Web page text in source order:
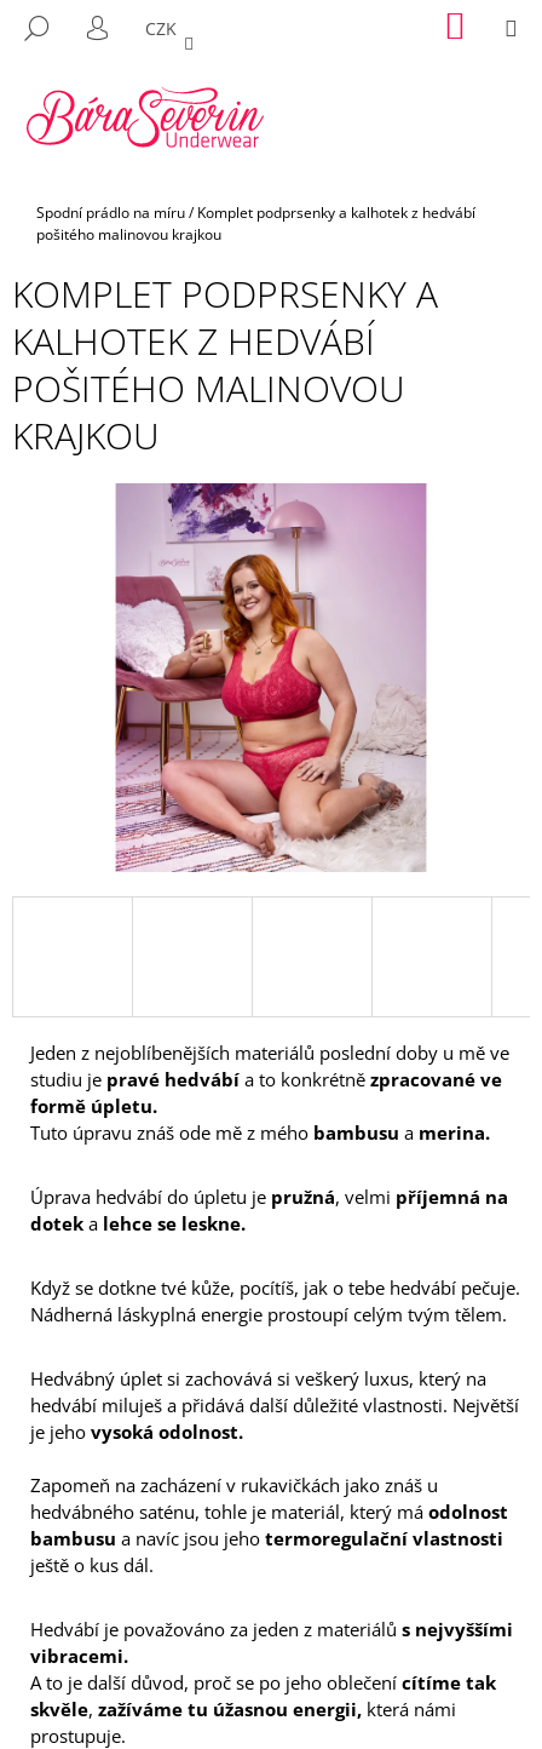
HLEDAT
PŘIHLÁŠENÍ
CZK KOŠÍK
Domů
Spodní prádlo na míru/ Komplet podprsenky a kalhotek z hedvábí
pošitého malinovou krajkou
KOMPLET PODPRSENKY A
KALHOTEK Z HEDVÁBÍ
POŠITÉHO MALINOVOU
KRAJKOU
Jeden z nejoblíbenějších materiálů poslední doby u mě ve
studiu je pravé hedvábí a to konkrétně zpracované ve
formě úpletu.
Tuto úpravu znáš ode mě z mého bambusu a merina.
Úprava hedvábí do úpletu je pružná, velmi příjemná na
dotek a lehce se leskne.
Když se dotkne tvé kůže, pocítíš, jak o tebe hedvábí pečuje.
Nádherná láskyplná energie prostoupí celým tvým tělem.
Hedvábný úplet si zachovává si veškerý luxus, který na
hedvábí miluješ a přidává další důležité vlastnosti. Největší
je jeho vysoká odolnost.
Zapomeň na zacházení v rukavičkách jako znáš u
hedvábného saténu, tohle je materiál, který má odolnost
bambusu a navíc jsou jeho termoregulační vlastnosti
ještě o kus dál.
Hedvábí je považováno za jeden z materiálů s nejvyššími
vibracemi.
A to je další důvod, proč se po jeho oblečení cítíme tak
skvěle, zažíváme tu úžasnou energii, která námi
prostupuje.
C
O
Ř
E
B
U
J
E
HLEDAT
R
Č
U
E
KALHOTKY
6
900